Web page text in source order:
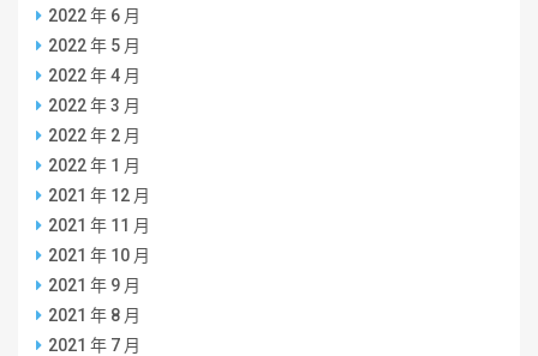
2022 年 6 月
2022 年 5 月
2022 年 4 月
2022 年 3 月
2022 年 2 月
2022 年 1 月
2021 年 12 月
2021 年 11 月
2021 年 10 月
2021 年 9 月
2021 年 8 月
2021 年 7 月